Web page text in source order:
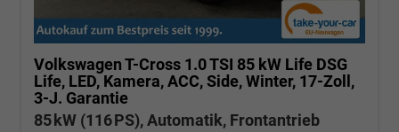
Volkswagen T-Cross 1.0 TSI 85 kW Life DSG
Life, LED, Kamera, ACC, Side, Winter, 17-Zoll,
3-J. Garantie
85 kW (116 PS), Automatik, Frontantrieb